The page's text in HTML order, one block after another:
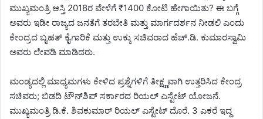
ಮುಖ್ಯಮಂತ್ರಿ ಆಸ್ತಿ 2018ರ ವೇಳೆಗೆ ₹1400 ಕೋಟಿ ಹೇಗಾಯಿತು? ಈ ಬಗ್ಗೆ
ಅವರು ಇಡೀ ರಾಜ್ಯದ ಜನತೆಗೆ ತರಬೇತಿ ಮತ್ತು ಮಾರ್ಗದರ್ಶನ ನೀಡಲಿ ಎಂದು
ಕೇಂದ್ರದ ಬೃಹತ್ ಕೈಗಾರಿಕೆ ಮತ್ತು ಉಕ್ಕು ಸಚಿವರಾದ ಹೆಚ್.ಡಿ. ಕುಮಾರಸ್ವಾಮಿ
ಅವರು ಲೇವಡಿ ಮಾಡಿದರು.
ಮಂಡ್ಯದಲ್ಲಿ ಮಾಧ್ಯಮಗಳು ಕೇಳಿದ ಪ್ರಶ್ನೆಗಳಿಗೆ ತೀಕ್ಷ್ಣವಾಗಿ ಉತ್ತರಿಸಿದ ಕೇಂದ್ರ
ಸಚಿವರು; ಬಿಡದಿ ಟೌನ್‌ಶಿಪ್ ಸರ್ಕಾರದ ರಿಯಲ್ ಎಸ್ಟೇಟ್ ಯೋಜನೆ.
ಮುಖ್ಯಮಂತ್ರಿ ಡಿ.ಕೆ. ಶಿವಕುಮಾರ್ ರಿಯಲ್ ಎಸ್ಟೇಟ್ ದೊರೆ. 3 ಎಕರೆ ಇದ್ದ